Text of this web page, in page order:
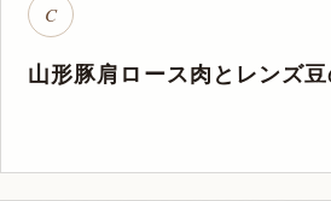
C
山形豚肩ロース肉とレンズ